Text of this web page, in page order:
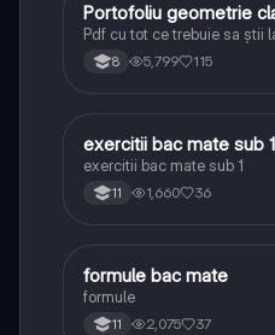
Matematică
Portofoliu geometrie
Pdf cu tot ce trebuie sa știi
8 5,799 115
Matematică
exercitii bac mate sub 1
exercitii bac mate sub 1
11 1,660 36
Matematică
formule bac mate
formule
11 2,075 37